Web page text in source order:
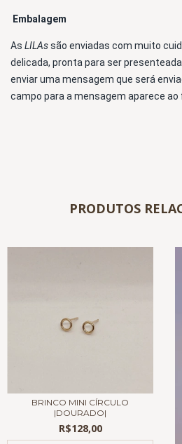
Embalagem
As LILAs são enviadas com muito
delicada, pronta para ser
enviar uma mensagem que será
campo para a mensagem aparece ao
PRODUTOS
BRINCO MINI CÍRCULO
|DOURADO|
R$128,00